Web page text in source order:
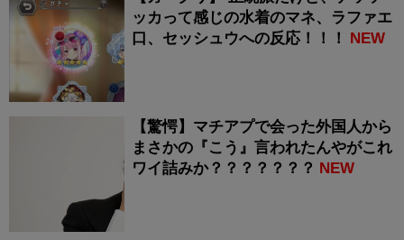
ッカって感じの水着のマネ、ラファエ
口、セッシュウへの反応！！！
NEW
【驚愕】マチアプで会った外国人から
まさかの『こう』言われたんやがこれ
ワイ詰みか？？？？？？？ NEW